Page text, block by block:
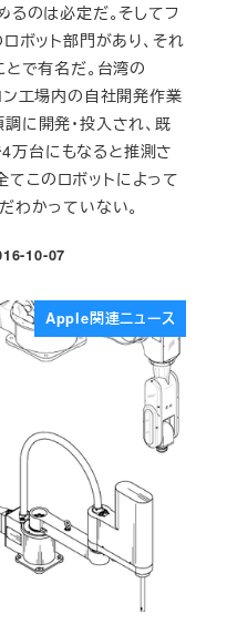
のは必定だ。そしてフ
ボット部門があり、それ
で有名だ。台湾の
ン工場内の自社開発作業
に開発・投入され、既
万台にもなると推測さ
てこのロボットによって
わかっていない。
日
10-07
Apple関連ニュース